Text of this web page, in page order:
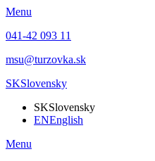
Menu
041-42 093 11
msu@turzovka.sk
SKSlovensky
SKSlovensky
ENEnglish
Menu